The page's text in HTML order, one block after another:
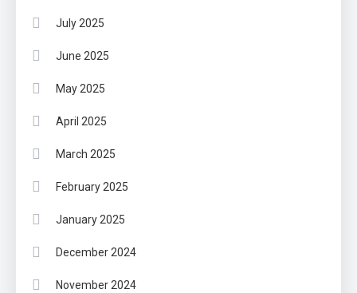
July 2025
June 2025
May 2025
April 2025
March 2025
February 2025
January 2025
December 2024
November 2024